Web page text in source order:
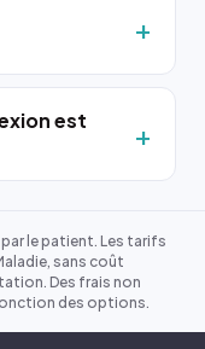
est
le patient. Les tarifs
sans coût
Des frais non
des options.